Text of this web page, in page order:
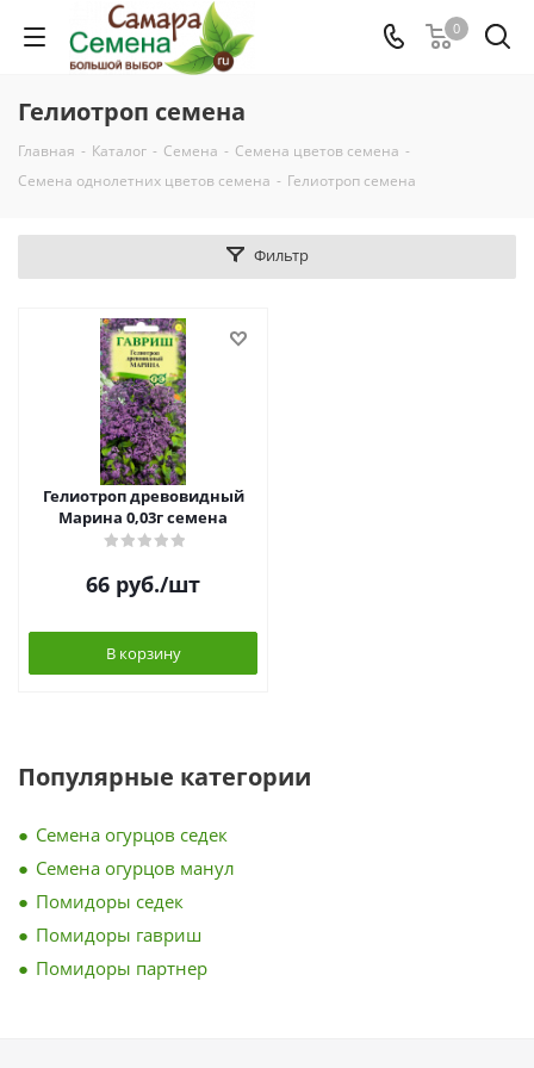
0
Гелиотроп семена
Главная - Каталог - Семена - Семена цветов семена -
Семена однолетних цветов семена - Гелиотроп семена
Фильтр
Гелиотроп древовидный
Марина 0,03г семена
66 руб./шт
В корзину
Популярные категории
Семена огурцов седек
Семена огурцов манул
Помидоры седек
Помидоры гавриш
Помидоры партнер